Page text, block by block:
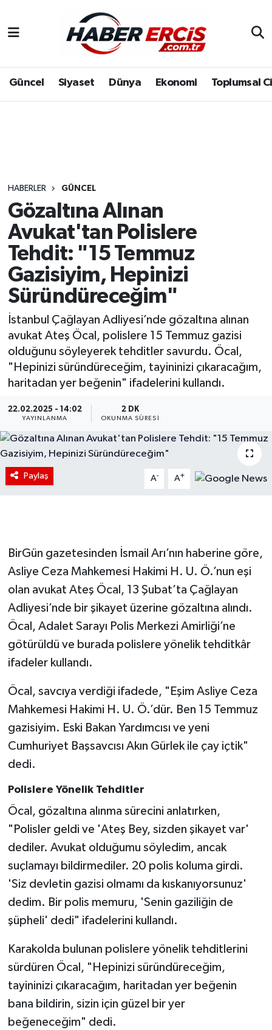
Güncel Siyaset Dünya Ekonomi Toplumsal
HABERLER GÜNCEL
Gözaltına Alınan
Avukat'tan Polislere
Tehdit: "15 Temmuz
Gazisiyim, Hepinizi
Süründüreceğim"
İstanbul Çağlayan Adliyesi’nde gözaltına alınan
avukat Ateş Öcal, polislere 15 Temmuz gazisi
olduğunu söyleyerek tehditler savurdu. Öcal,
"Hepinizi süründüreceğim, tayininizi çıkaracağım,
haritadan yer beğenin" ifadelerini kullandı.
22.02.2025 - 14:02
YAYINLANMA
2 DK
OKUNMA SÜRESI
Paylaş A- A+
BirGün gazetesinden İsmail Arı’nın haberine göre,
Asliye Ceza Mahkemesi Hakimi H. U. Ö.’nun eşi
olan avukat Ateş Öcal, 13 Şubat’ta Çağlayan
Adliyesi’nde bir şikayet üzerine gözaltına alındı.
Öcal, Adalet Sarayı Polis Merkezi Amirliği’ne
götürüldü ve burada polislere yönelik tehditkâr
ifadeler kullandı.
Öcal, savcıya verdiği ifadede, "Eşim Asliye Ceza
Mahkemesi Hakimi H. U. Ö.’dür. Ben 15 Temmuz
gazisiyim. Eski Bakan Yardımcısı ve yeni
Cumhuriyet Başsavcısı Akın Gürlek ile çay içtik"
dedi.
Polislere Yönelik Tehditler
Öcal, gözaltına alınma sürecini anlatırken,
"Polisler geldi ve 'Ateş Bey, sizden şikayet var'
dediler. Avukat olduğumu söyledim, ancak
suçlamayı bildirmediler. 20 polis koluma girdi.
'Siz devletin gazisi olmamı da kıskanıyorsunuz'
dedim. Bir polis memuru, 'Senin gaziliğin de
şüpheli' dedi" ifadelerini kullandı.
Karakolda bulunan polislere yönelik tehditlerini
sürdüren Öcal, "Hepinizi süründüreceğim,
tayininizi çıkaracağım, haritadan yer beğenin
bana bildirin, sizin için güzel bir yer
beğeneceğim" dedi.